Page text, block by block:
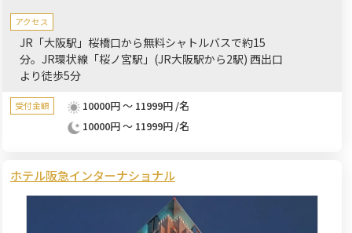
アクセス
JR「大阪駅」桜橋口から無料シャトルバスで約15
分。JR環状線「桜ノ宮駅」(JR大阪駅から2駅) 西出口
より徒歩5分
受付金額
10000円 ～ 11999円 /名
10000円 ～ 11999円 /名
ホテル阪急インターナショナル